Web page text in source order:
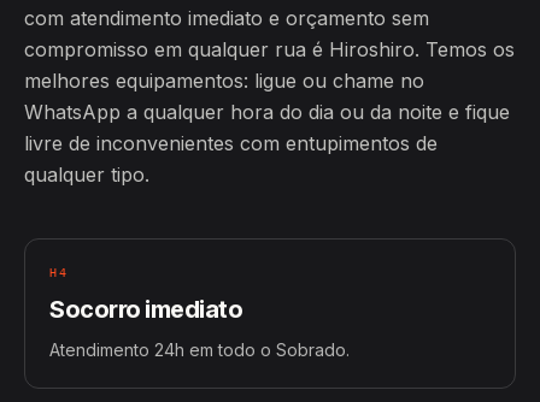
com atendimento imediato e orçamento sem
compromisso em qualquer rua é Hiroshiro. Temos os
melhores equipamentos: ligue ou chame no
WhatsApp a qualquer hora do dia ou da noite e fique
livre de inconvenientes com entupimentos de
qualquer tipo.
H4
Socorro imediato
Atendimento 24h em todo o Sobrado.